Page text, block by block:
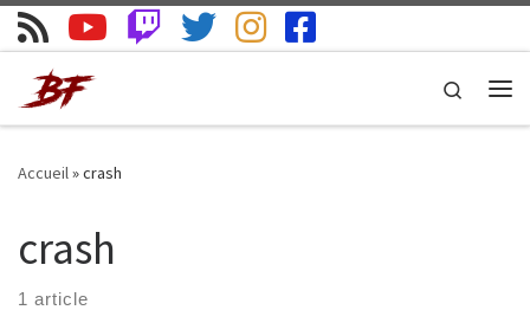
Skip to content
Search
Accueil»crash
crash
1 article